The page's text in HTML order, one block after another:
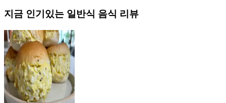
지금 인기있는 일반식 음식 리뷰